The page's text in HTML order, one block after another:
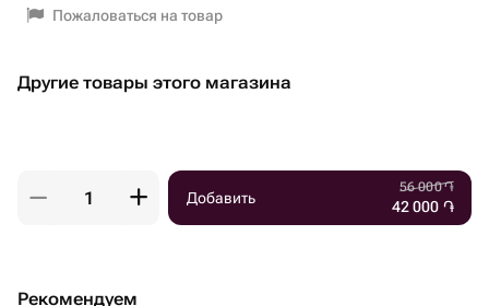
Пожаловаться на товар
Другие товары этого магазина
Добавить
56 000֏
42 000 ֏
Рекомендуем